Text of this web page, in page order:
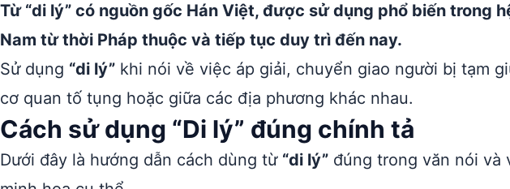
Từ “di lý” có nguồn gốc Hán Việt, được sử dụng phổ biến trong
Nam từ thời Pháp thuộc và tiếp tục duy trì đến nay.
Sử dụng “di lý” khi nói về việc áp giải, chuyển giao người bị tạm
cơ quan tố tụng hoặc giữa các địa phương khác nhau.
Cách sử dụng “Di lý” đúng chính tả
Dưới đây là hướng dẫn cách dùng từ “di lý” đúng trong văn nói và